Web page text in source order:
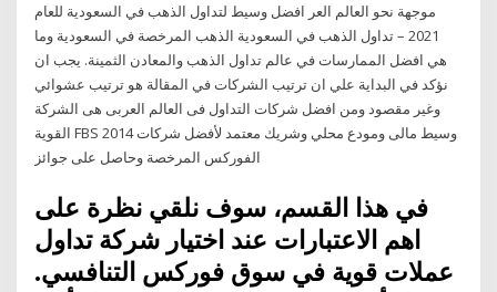
موجهة نحو العالم العر افضل وسيط لتداول الذهب في السعودية للعام
2021 – تداول الذهب في السعودية الذهب المرخصة في السعودية وما
هي افضل الممارسات في عالم تداول الذهب والمعادن الثمينة. يجب ان
نؤكد في البداية علي ان ترتيب الشركات في المقالة هو ترتيب عشوائي
وغير مقصود ومن افضل شركات التداول فى العالم العربى هى الشركة
القوية FBS 2014 وسيط مالى ومودع محلي وشريك معتمد لأفضل شركات
في هذا القسم، سوف نلقي نظرة على
اهم الاعتبارات عند اختيار شركة تداول
عملات قوية في سوق فوركس التنافسي.